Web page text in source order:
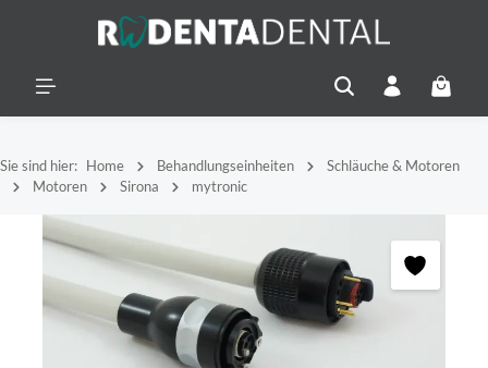
Sie sind hier: Home Behandlungseinheiten
Schläuche & Motoren
Motoren
Sirona mytronic
Bildergalerie überspringen